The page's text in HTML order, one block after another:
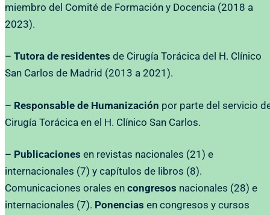
miembro del Comité de Formación y Docencia (2018 a
2023).
– Tutora de residentes de Cirugía Torácica del H. Clínico
San Carlos de Madrid (2013 a 2021).
– Responsable de Humanización por parte del servicio
Cirugía Torácica en el H. Clínico San Carlos.
– Publicaciones en revistas nacionales (21) e
internacionales (7) y capítulos de libros (8).
Comunicaciones orales en congresos nacionales (28) e
internacionales (7). Ponencias en congresos y cursos